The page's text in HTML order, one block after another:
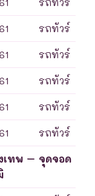
รถทัวร์
รถทัวร์
รถทัวร์
รถทัวร์
รถทัวร์
เทพ – จุดจอด